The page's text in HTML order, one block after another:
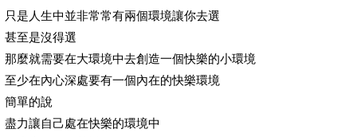
只是人生中並非常常有兩個環境讓你去選
甚至是沒得選
那麼就需要在大環境中去創造一個快樂的小環境
至少在內心深處要有一個內在的快樂環境
簡單的說
盡力讓自己處在快樂的環境中